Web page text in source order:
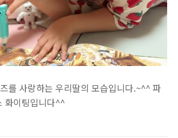
를 사랑하는 우리딸의 모습입니다.~^^ 파
화이팅입니다^^